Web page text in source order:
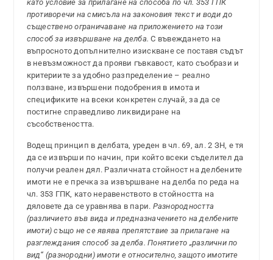
като условие за прилагане на способа по чл. 353 ГПК
противоречи на смисъла на законовия текст и води до
съществено ограничаване на приложението на този
способ за извършване на делба. С въвеждането на
въпросното допълнително изискване се поставя съдът
в невъзможност да прояви гъвкавост, като съобрази и
критериите за удобно разпределение – реално
ползване, извършени подобрения в имота и
спецификите на всеки конкретен случай, за да се
постигне справедливо ликвидиране на
съсобствеността.
Водещ принцип в делбата, уреден в чл. 69, ал. 2 ЗН, е тя
да се извърши по начин, при който всеки съделител да
получи реален дял. Различната стойност на делбените
имоти не е пречка за извършване на делба по реда на
чл. 353 ГПК, като неравенството в стойността на
дяловете да се уравнява в пари. Разнородността
(различието във вида и предназначението на делбените
имоти) също не се явява препятствие за прилагане на
разглеждания способ за делба. Понятието „различни по
вид“ (разнородни) имоти е относително, защото имотите